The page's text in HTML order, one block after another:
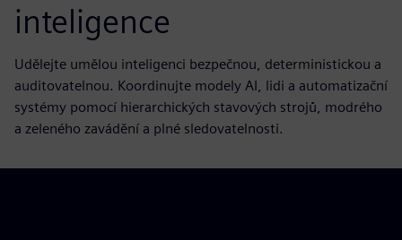
inteligence
Udělejte umělou inteligenci bezpečnou, deterministickou a
auditovatelnou. Koordinujte modely AI, lidi a automatizační
systémy pomocí hierarchických stavových strojů, modrého
a zeleného zavádění a plné sledovatelnosti.